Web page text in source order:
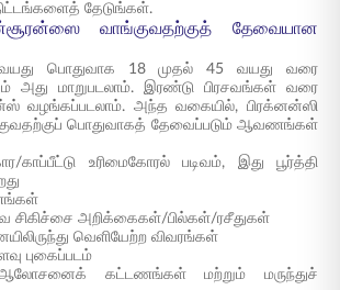
தேடுங்கள்.
வாங்குவதற்குத் தேவையான
வயது பொதுவாக 18 முதல் 45 வயது வரை
அது மாறுபடலாம். இரண்டு பிரசவங்கள் வரை
வழங்கப்படலாம். அந்த வகையில், பிரக்னன்ஸி
பொதுவாகத் தேவைப்படும் ஆவணங்கள்
காப்பீட்டு உரிமைகோரல் படிவம், இது பூர்த்தி
சிகிச்சை அறிக்கைகள்/பில்கள்/ரசீதுகள்
வெளியேற்ற விவரங்கள்
புகைப்படம்
ஆலோசனைக் கட்டணங்கள் மற்றும் மருந்துச்